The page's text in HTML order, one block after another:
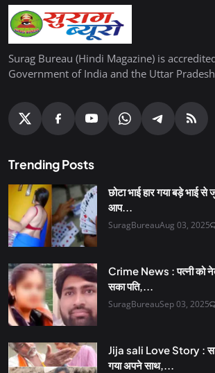
Surag Bureau (Hindi Magazine) is
Government of India and the Uttar
Trending Posts
छोटा भाई हार गया बड़े भाई
आप...
SuragBureauAug 03, 2025
Crime News : पत्नी को
सका पति,...
SuragBureauSep 03, 2025
Jija sali Love Story :
गया अपने साथ,...